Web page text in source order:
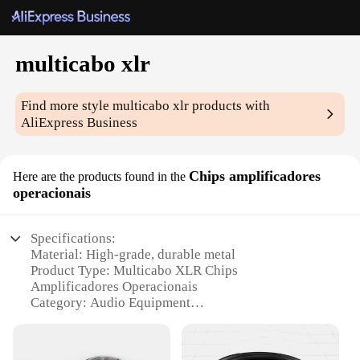
multicabo xlr
Find more stylemulticabo xlr products with
AliExpress Business
Here are the products found in the Chips amplificadores
operacionais
Specifications:
Material: High-grade, durable metal
Product Type: Multicabo XLR Chips
Amplificadores Operacionais
Category: Audio Equipment
Usage: Ideal for professional audio setups